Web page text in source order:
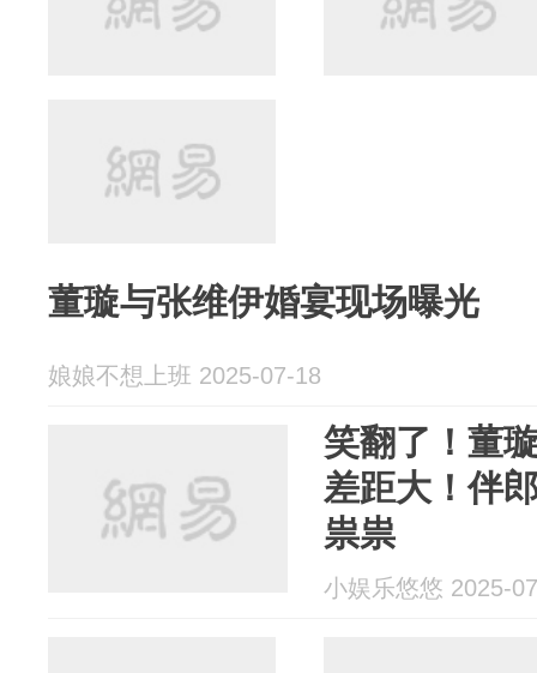
董璇与张维伊婚宴现场曝光
娘娘不想上班 2025-07-18
笑翻了！董
差距大！伴
祟祟
小娱乐悠悠 2025-